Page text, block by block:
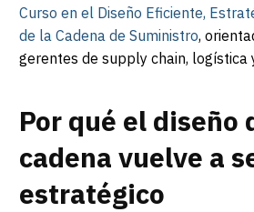
Curso en el Diseño Eficiente,
de la Cadena de Suministro,
gerentes de supply chain, logística
Por qué el diseño
cadena vuelve a
estratégico